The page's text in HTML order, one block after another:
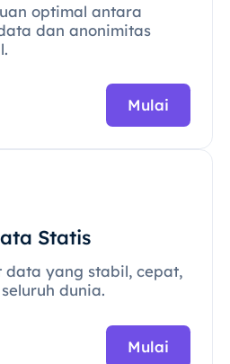
optimal antara
dan anonimitas
Mulai
Statis
data yang stabil, cepat,
dunia.
Mulai